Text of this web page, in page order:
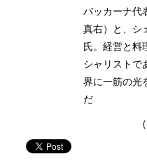
バッカーナ代
真右）と、シ
氏。経営と料
シャリストで
界に一筋の光
だ